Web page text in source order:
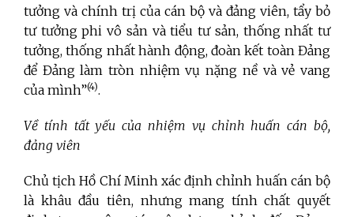
tưởng và chính trị của cán bộ và đảng viên, tẩy bỏ
tư tưởng phi vô sản và tiểu tư sản, thống nhất tư
tưởng, thống nhất hành động, đoàn kết toàn Đảng
để Đảng làm tròn nhiệm vụ nặng nề và vẻ vang
của mình”(4).
Về tính tất yếu của nhiệm vụ chỉnh huấn cán bộ,
đảng viên
Chủ tịch Hồ Chí Minh xác định chỉnh huấn cán bộ
là khâu đầu tiên, nhưng mang tính chất quyết